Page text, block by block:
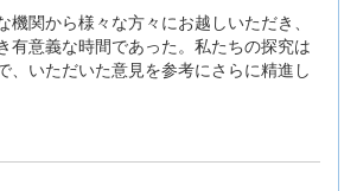
機関から様々な方々にお越しいただき、
有意義な時間であった。私たちの探究は
、いただいた意見を参考にさらに精進し